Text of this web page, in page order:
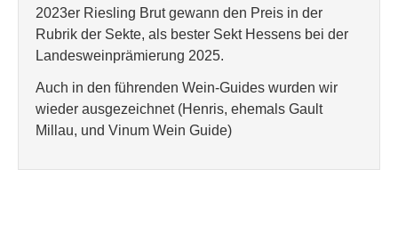
2023er Riesling Brut gewann den Preis in der
Rubrik der Sekte, als bester Sekt Hessens bei der
Landesweinprämierung 2025.
Auch in den führenden Wein-Guides wurden wir
wieder ausgezeichnet (Henris, ehemals Gault
Millau, und Vinum Wein Guide)